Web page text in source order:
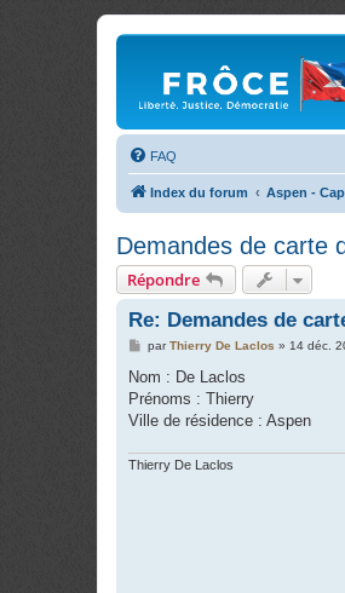
FAQ
Index du forum Aspen -
Demandes de carte
Répondre
Re: Demandes de
M
s
a
g
parThierry De Laclos » 14 déc.
Nom : De Laclos
Prénoms : Thierry
Ville de résidence : Aspen
Thierry De Laclos